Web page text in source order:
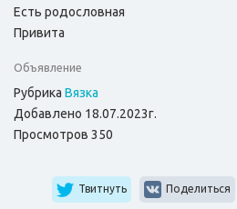
Есть родословная
Привита
Объявление
Рубрика Вязка
Добавлено 18.07.2023г.
Просмотров 350
Твитнуть Поделиться